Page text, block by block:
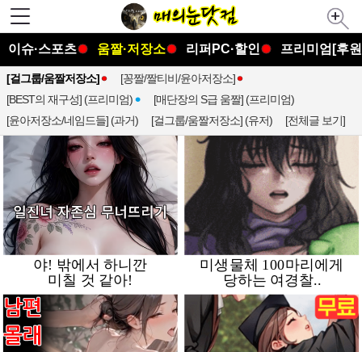
이슈·스포츠 움짤·저장소 리퍼PC·할인 프리미엄[후
[걸그룹/움짤저장소]
[꽁짤/짤티비/윤아저장소]
[BEST의 재구성] (프리미엄)
[매단장의 S급 움짤] (프리미엄)
[윤아저장소/네임드들] (과거)
[걸그룹/움짤저장소] (유저) [전체글 보기]